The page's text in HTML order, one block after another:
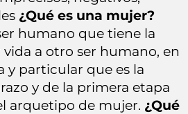
¿Qué es una mujer?
humano que tiene la
a otro ser humano, en
y particular que es la
y de la primera etapa
arquetipo de mujer. ¿Qué